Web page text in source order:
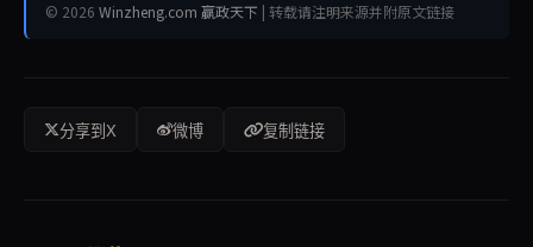
© 2026 Winzheng.com 赢政天下 | 转载请注明来源并附原文链接
分享到X 微博 复制链接